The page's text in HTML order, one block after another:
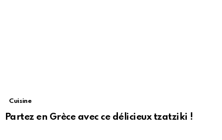
Cuisine
Partez en Grèce avec ce délicieux tzatziki !